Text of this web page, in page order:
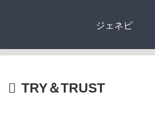
ジェネピ
TRY＆TRUST